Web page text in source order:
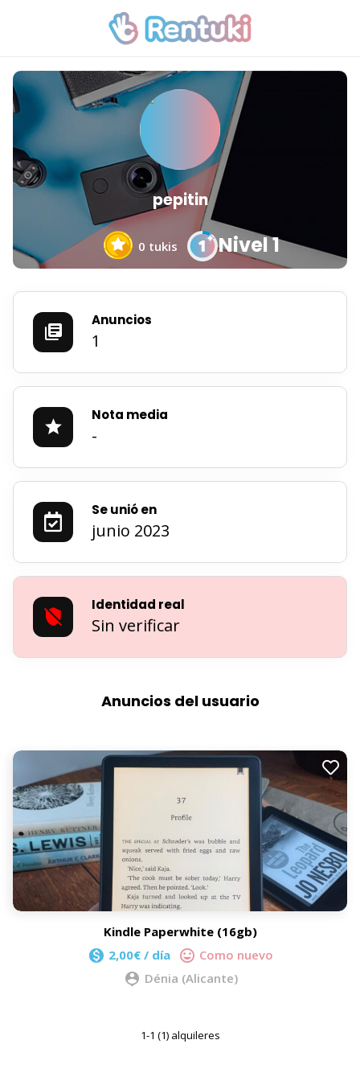
pepitin
0 tukis Nivel 1
Anuncios
1
Nota media
-
Se unió en
junio 2023
Identidad real
Sin verificar
Anuncios del usuario
Kindle Paperwhite (16gb)
2,00€ / día
Como nuevo
Dénia (Alicante)
1-1 (1) alquileres